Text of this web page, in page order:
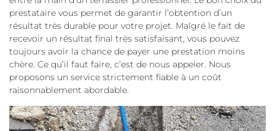
prestataire vous permet de garantir l’obtention d’un
résultat très durable pour votre projet. Malgré le fait de
recevoir un résultat final très satisfaisant, vous pouvez
toujours avoir la chance de payer une prestation moins
chère. Ce qu’il faut faire, c’est de nous appeler. Nous
proposons un service strictement fiable à un coût
raisonnablement abordable.